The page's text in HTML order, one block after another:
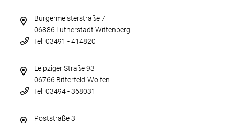
Bürgermeisterstraße 7
06886 Lutherstadt Wittenberg
Tel: 03491 - 414820
Leipziger Straße 93
06766 Bitterfeld-Wolfen
Tel: 03494 - 368031
Poststraße 3